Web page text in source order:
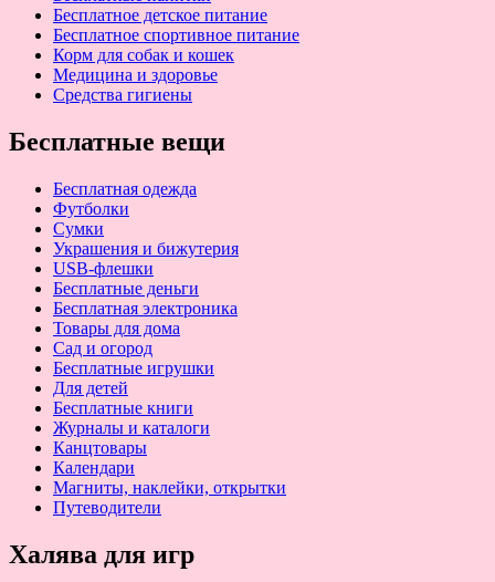
Бесплатное детское питание
Бесплатное спортивное питание
Корм для собак и кошек
Медицина и здоровье
Средства гигиены
Бесплатные вещи
Бесплатная одежда
Футболки
Сумки
Украшения и бижутерия
USB-флешки
Бесплатные деньги
Бесплатная электроника
Товары для дома
Сад и огород
Бесплатные игрушки
Для детей
Бесплатные книги
Журналы и каталоги
Канцтовары
Календари
Магниты, наклейки, открытки
Путеводители
Халява для игр